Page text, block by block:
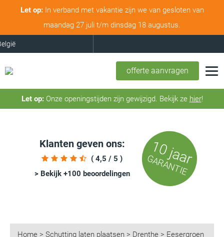
Let op:In verband met vakantie zijn we van gesloten van
maandag 27 juli t/m dinsdag 18 augustus.
offerte aanvragen
Let op:Onze openingstijden zijn gewijzigd. Bekijk ze hier!
Klanten geven ons:
( 4,5 / 5 )
> Bekijk +100 beoordelingen
10 jaar
GARANTIE
Home > Schutting laten plaatsen > Drenthe > Eesergroen